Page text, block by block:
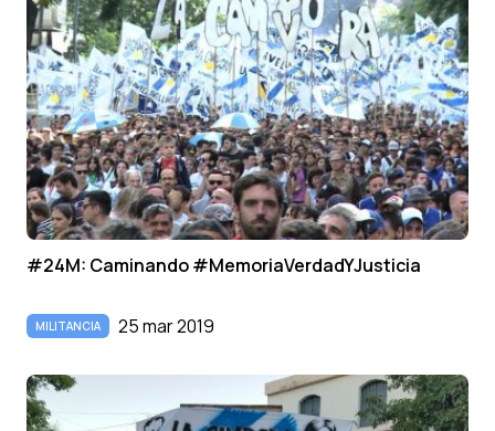
#24M: Caminando #MemoriaVerdadYJusticia
MILITANCIA 25 mar 2019